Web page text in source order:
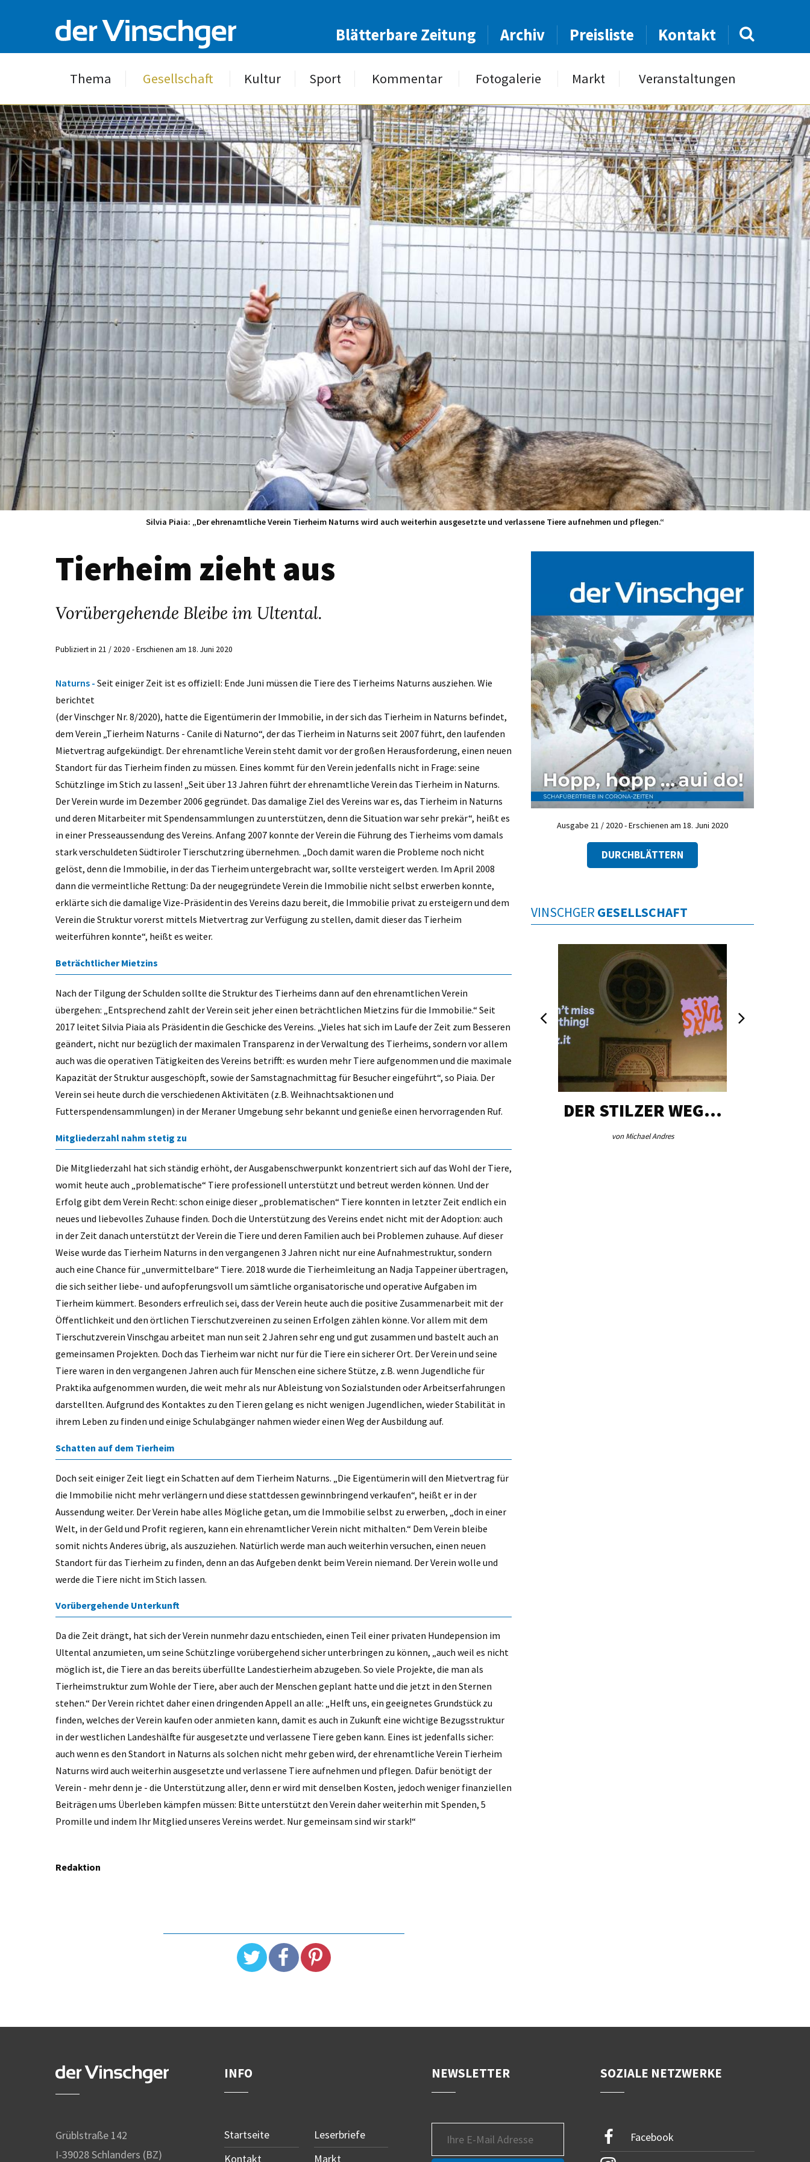
Blätterbare Zeitung Archiv Preisliste Kontakt
Thema Gesellschaft Kultur Sport Kommentar Fotogalerie Markt Veranstaltungen
Silvia Piaia: „Der ehrenamtliche Verein Tierheim Naturns wird auch weiterhin ausgesetzte und verlassene Tiere aufnehmen und pflegen.“
Tierheim zieht aus
Vorübergehende Bleibe im Ultental.
Publiziert in 21 / 2020 - Erschienen am 18. Juni 2020
Naturns - Seit einiger Zeit ist es offiziell: Ende Juni müssen die Tiere des Tierheims Naturns ausziehen. Wie
berichtet
(der Vinschger Nr. 8/2020), hatte die Eigentümerin der Immobilie, in der sich das Tierheim in Naturns befindet,
dem Verein „Tierheim Naturns - Canile di Naturno“, der das Tierheim in Naturns seit 2007 führt, den laufenden
Mietvertrag aufgekündigt. Der ehrenamtliche Verein steht damit vor der großen Herausforderung, einen neuen
Standort für das Tierheim finden zu müssen. Eines kommt für den Verein jedenfalls nicht in Frage: seine
Schützlinge im Stich zu lassen! „Seit über 13 Jahren führt der ehrenamtliche Verein das Tierheim in Naturns.
Der Verein wurde im Dezember 2006 gegründet. Das damalige Ziel des Vereins war es, das Tierheim in Naturns
und deren Mitarbeiter mit Spendensammlungen zu unterstützen, denn die Situation war sehr prekär“, heißt es
in einer Presseaussendung des Vereins. Anfang 2007 konnte der Verein die Führung des Tierheims vom damals
stark verschuldeten Südtiroler Tierschutzring übernehmen. „Doch damit waren die Probleme noch nicht
gelöst, denn die Immobilie, in der das Tierheim untergebracht war, sollte versteigert werden. Im April 2008
dann die vermeintliche Rettung: Da der neugegründete Verein die Immobilie nicht selbst erwerben konnte,
erklärte sich die damalige Vize-Präsidentin des Vereins dazu bereit, die Immobilie privat zu ersteigern und dem
Verein die Struktur vorerst mittels Mietvertrag zur Verfügung zu stellen, damit dieser das Tierheim
weiterführen konnte“, heißt es weiter.
Beträchtlicher Mietzins
Nach der Tilgung der Schulden sollte die Struktur des Tierheims dann auf den ehrenamtlichen Verein
übergehen: „Entsprechend zahlt der Verein seit jeher einen beträchtlichen Mietzins für die Immobilie.“ Seit
2017 leitet Silvia Piaia als Präsidentin die Geschicke des Vereins. „Vieles hat sich im Laufe der Zeit zum Besseren
geändert, nicht nur bezüglich der maximalen Transparenz in der Verwaltung des Tierheims, sondern vor allem
auch was die operativen Tätigkeiten des Vereins betrifft: es wurden mehr Tiere aufgenommen und die maximale
Kapazität der Struktur ausgeschöpft, sowie der Samstagnachmittag für Besucher eingeführt“, so Piaia. Der
Verein sei heute durch die verschiedenen Aktivitäten (z.B. Weihnachtsaktionen und
Futterspendensammlungen) in der Meraner Umgebung sehr bekannt und genieße einen hervorragenden Ruf.
Mitgliederzahl nahm stetig zu
Die Mitgliederzahl hat sich ständig erhöht, der Ausgabenschwerpunkt konzentriert sich auf das Wohl der Tiere,
womit heute auch „problematische“ Tiere professionell unterstützt und betreut werden können. Und der
Erfolg gibt dem Verein Recht: schon einige dieser „problematischen“ Tiere konnten in letzter Zeit endlich ein
neues und liebevolles Zuhause finden. Doch die Unterstützung des Vereins endet nicht mit der Adoption: auch
in der Zeit danach unterstützt der Verein die Tiere und deren Familien auch bei Problemen zuhause. Auf dieser
Weise wurde das Tierheim Naturns in den vergangenen 3 Jahren nicht nur eine Aufnahmestruktur, sondern
auch eine Chance für „unvermittelbare“ Tiere. 2018 wurde die Tierheimleitung an Nadja Tappeiner übertragen,
die sich seither liebe- und aufopferungsvoll um sämtliche organisatorische und operative Aufgaben im
Tierheim kümmert. Besonders erfreulich sei, dass der Verein heute auch die positive Zusammenarbeit mit der
Öffentlichkeit und den örtlichen Tierschutzvereinen zu seinen Erfolgen zählen könne. Vor allem mit dem
Tierschutzverein Vinschgau arbeitet man nun seit 2 Jahren sehr eng und gut zusammen und bastelt auch an
gemeinsamen Projekten. Doch das Tierheim war nicht nur für die Tiere ein sicherer Ort. Der Verein und seine
Tiere waren in den vergangenen Jahren auch für Menschen eine sichere Stütze, z.B. wenn Jugendliche für
Praktika aufgenommen wurden, die weit mehr als nur Ableistung von Sozialstunden oder Arbeitserfahrungen
darstellten. Aufgrund des Kontaktes zu den Tieren gelang es nicht wenigen Jugendlichen, wieder Stabilität in
ihrem Leben zu finden und einige Schulabgänger nahmen wieder einen Weg der Ausbildung auf.
Schatten auf dem Tierheim
Doch seit einiger Zeit liegt ein Schatten auf dem Tierheim Naturns. „Die Eigentümerin will den Mietvertrag für
die Immobilie nicht mehr verlängern und diese stattdessen gewinnbringend verkaufen“, heißt er in der
Aussendung weiter. Der Verein habe alles Mögliche getan, um die Immobilie selbst zu erwerben, „doch in einer
Welt, in der Geld und Profit regieren, kann ein ehrenamtlicher Verein nicht mithalten.“ Dem Verein bleibe
somit nichts Anderes übrig, als auszuziehen. Natürlich werde man auch weiterhin versuchen, einen neuen
Standort für das Tierheim zu finden, denn an das Aufgeben denkt beim Verein niemand. Der Verein wolle und
werde die Tiere nicht im Stich lassen.
Vorübergehende Unterkunft
Da die Zeit drängt, hat sich der Verein nunmehr dazu entschieden, einen Teil einer privaten Hundepension im
Ultental anzumieten, um seine Schützlinge vorübergehend sicher unterbringen zu können, „auch weil es nicht
möglich ist, die Tiere an das bereits überfüllte Landestierheim abzugeben. So viele Projekte, die man als
Tierheimstruktur zum Wohle der Tiere, aber auch der Menschen geplant hatte und die jetzt in den Sternen
stehen.“ Der Verein richtet daher einen dringenden Appell an alle: „Helft uns, ein geeignetes Grundstück zu
finden, welches der Verein kaufen oder anmieten kann, damit es auch in Zukunft eine wichtige Bezugsstruktur
in der westlichen Landeshälfte für ausgesetzte und verlassene Tiere geben kann. Eines ist jedenfalls sicher:
auch wenn es den Standort in Naturns als solchen nicht mehr geben wird, der ehrenamtliche Verein Tierheim
Naturns wird auch weiterhin ausgesetzte und verlassene Tiere aufnehmen und pflegen. Dafür benötigt der
Verein - mehr denn je - die Unterstützung aller, denn er wird mit denselben Kosten, jedoch weniger finanziellen
Beiträgen ums Überleben kämpfen müssen: Bitte unterstützt den Verein daher weiterhin mit Spenden, 5
Promille und indem Ihr Mitglied unseres Vereins werdet. Nur gemeinsam sind wir stark!“
Redaktion
Ausgabe 21 / 2020 - Erschienen am 18. Juni 2020
DURCHBLÄTTERN
VINSCHGER GESELLSCHAFT
DER STILZER WEG…
von Michael Andres
Grüblstraße 142
I-39028 Schlanders (BZ)
INFO
Startseite
Kontakt
Leserbriefe
Markt
NEWSLETTER SOZIALE NETZWERKE
Facebook